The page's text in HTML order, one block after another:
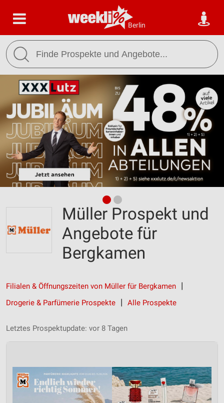
Berlin
Müller Prospekt und
Angebote für
Bergkamen
Filialen & Öffnungszeiten von Müller für Bergkamen
Drogerie & Parfümerie Prospekte
Alle Prospekte
Letztes Prospektupdate: vor 8 Tagen